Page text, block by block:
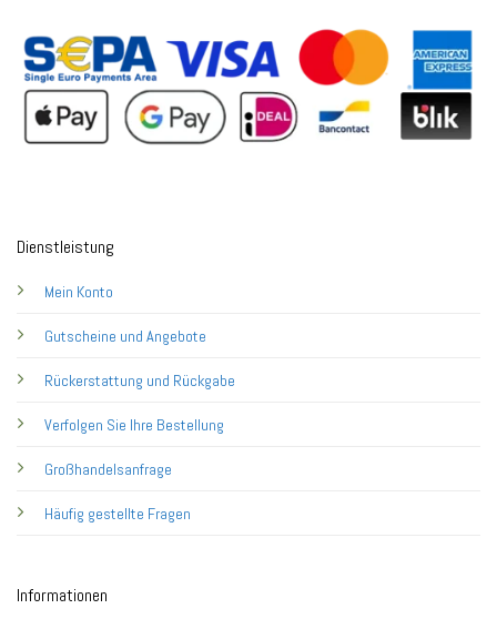
Dienstleistung
Mein Konto
Gutscheine und Angebote
Rückerstattung und Rückgabe
Verfolgen Sie Ihre Bestellung
Großhandelsanfrage
Häufig gestellte Fragen
Informationen